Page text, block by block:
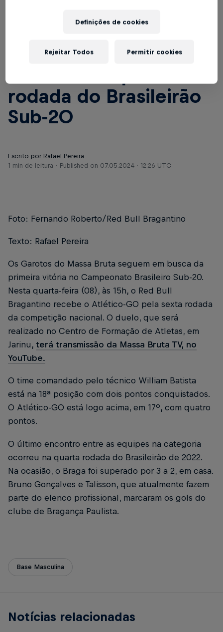
Bragantino enfrenta o
rodada do Brasileirão
Sub-20
Escrito por Rafael Pereira
1 min de leitura
Published on 07.05.2024 · 12:26 UTC
Foto: Fernando Roberto/Red Bull Bragantino
Texto: Rafael Pereira
Os Garotos do Massa Bruta seguem em busca da
primeira vitória no Campeonato Brasileiro Sub-20.
Nesta quarta-feira (08), às 15h, o Red Bull
Bragantino recebe o Atlético-GO pela sexta rodada
da competição nacional. O duelo, que será
realizado no Centro de Formação de Atletas, em
Jarinu, terá transmissão da Massa Bruta TV, no
YouTube.
O time comandado pelo técnico William Batista
está na 18ª posição com dois pontos conquistados.
O Atlético-GO está logo acima, em 17º, com quatro
pontos.
O último encontro entre as equipes na categoria
ocorreu na quarta rodada do Brasileirão de 2022.
Na ocasião, o Braga foi superado por 3 a 2, em casa.
Bruno Gonçalves e Talisson, que atualmente fazem
parte do elenco profissional, marcaram os gols do
clube de Bragança Paulista.
Base Masculina
Notícias relacionadas
Definições de cookies
Rejeitar Todos Permitir cookies